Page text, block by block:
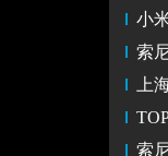
小米空
索尼
上海
TOP电
索尼